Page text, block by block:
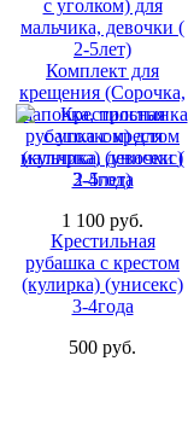
Комплект для
крещения (Сорочка,
шапочка, простынка
с уголком) для
мальчика, девочки (
2-5лет)
1 100 руб.
Крестильная
рубашка с крестом
(кулирка) (унисекс)
3-4года
500 руб.